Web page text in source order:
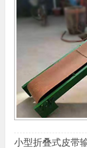
小型折叠式皮带